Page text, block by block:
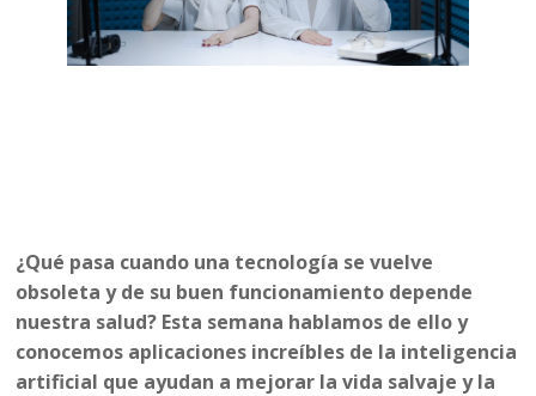
¿Qué pasa cuando una tecnología se vuelve
obsoleta y de su buen funcionamiento depende
nuestra salud? Esta semana hablamos de ello y
conocemos aplicaciones increíbles de la inteligencia
artificial que ayudan a mejorar la vida salvaje y la